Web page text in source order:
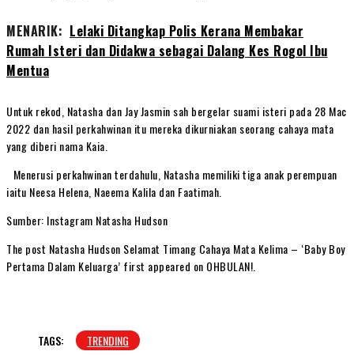
MENARIK: Lelaki Ditangkap Polis Kerana Membakar
Rumah Isteri dan Didakwa sebagai Dalang Kes Rogol Ibu
Mentua
Untuk rekod, Natasha dan Jay Jasmin sah bergelar suami isteri pada 28 Mac
2022 dan hasil perkahwinan itu mereka dikurniakan seorang cahaya mata
yang diberi nama Kaia.
Menerusi perkahwinan terdahulu, Natasha memiliki tiga anak perempuan
iaitu Neesa Helena, Naeema Kalila dan Faatimah.
Sumber: Instagram Natasha Hudson
The post Natasha Hudson Selamat Timang Cahaya Mata Kelima – ‘Baby Boy
Pertama Dalam Keluarga’ first appeared on OHBULAN!.
TAGS: TRENDING